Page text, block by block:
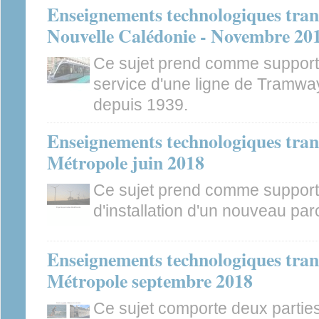
Enseignements technologiques
Nouvelle Calédonie - Novembre
Ce sujet prend comme
service d'une ligne de
depuis 1939.
Enseignements technologiques
Métropole juin 2018
Ce sujet prend comme
d'installation d'un nouveau
Enseignements technologiques
Métropole septembre 2018
Ce sujet comporte deux